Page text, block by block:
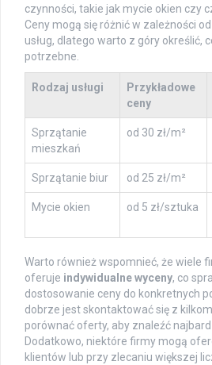
czynności, takie jak mycie okien czy
Ceny mogą się różnić w zależności
usług, dlatego warto z góry określić,
potrzebne.
Rodzaj usługi
Przykładowe
ceny
Sprzątanie
mieszkań
od 30 zł/m²
Sprzątanie biur od 25 zł/m²
Mycie okien od 5 zł/sztuka
Warto również wspomnieć, że wiele
oferuje indywidualne wyceny, co
dostosowanie ceny do konkretnych
dobrze jest skontaktować się z
porównać oferty, aby znaleźć
Dodatkowo, niektóre firmy mogą
klientów lub przy zlecaniu większej